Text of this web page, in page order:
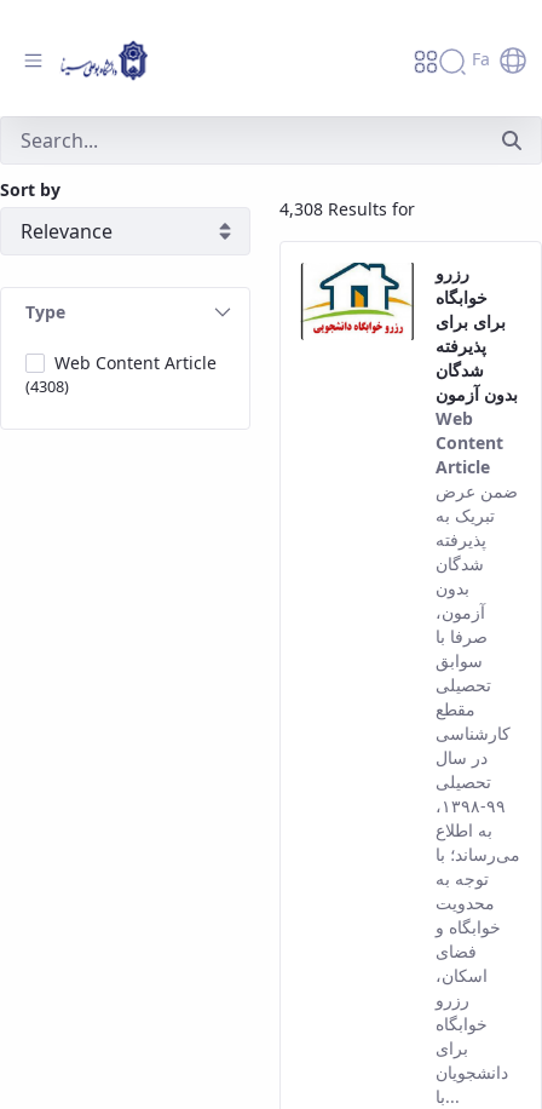
Fa
جستجو - دانشگاه بوعلی سینا همدان
Sort by
Type
Web Content Article
(4308)
4,308 Results for
رزرو
خوابگاه
برای برای
پذیرفته
شدگان
بدون آزمون
Web
Content
Article
ضمن عرض
تبریک به
پذیرفته‌
شدگان
بدون
آزمون،
صرفا با
سوابق
تحصیلی
مقطع
کارشناسی
در سال
تحصیلی
۹۹-۱۳۹۸،
به اطلاع
می‌رساند؛ با
توجه به
محدویت
خوابگاه و
فضای
اسکان،
رزرو
خوابگاه
برای
دانشجویان
با...